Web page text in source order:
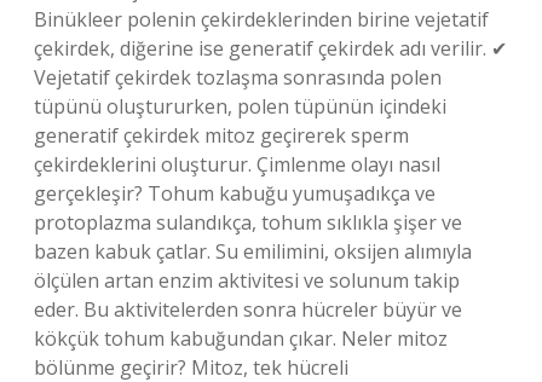
Binükleer polenin çekirdeklerinden birine vejetatif
çekirdek, diğerine ise generatif çekirdek adı verilir. ✔
Vejetatif çekirdek tozlaşma sonrasında polen
tüpünü oluştururken, polen tüpünün içindeki
generatif çekirdek mitoz geçirerek sperm
çekirdeklerini oluşturur. Çimlenme olayı nasıl
gerçekleşir? Tohum kabuğu yumuşadıkça ve
protoplazma sulandıkça, tohum sıklıkla şişer ve
bazen kabuk çatlar. Su emilimini, oksijen alımıyla
ölçülen artan enzim aktivitesi ve solunum takip
eder. Bu aktivitelerden sonra hücreler büyür ve
kökçük tohum kabuğundan çıkar. Neler mitoz
bölünme geçirir? Mitoz, tek hücreli